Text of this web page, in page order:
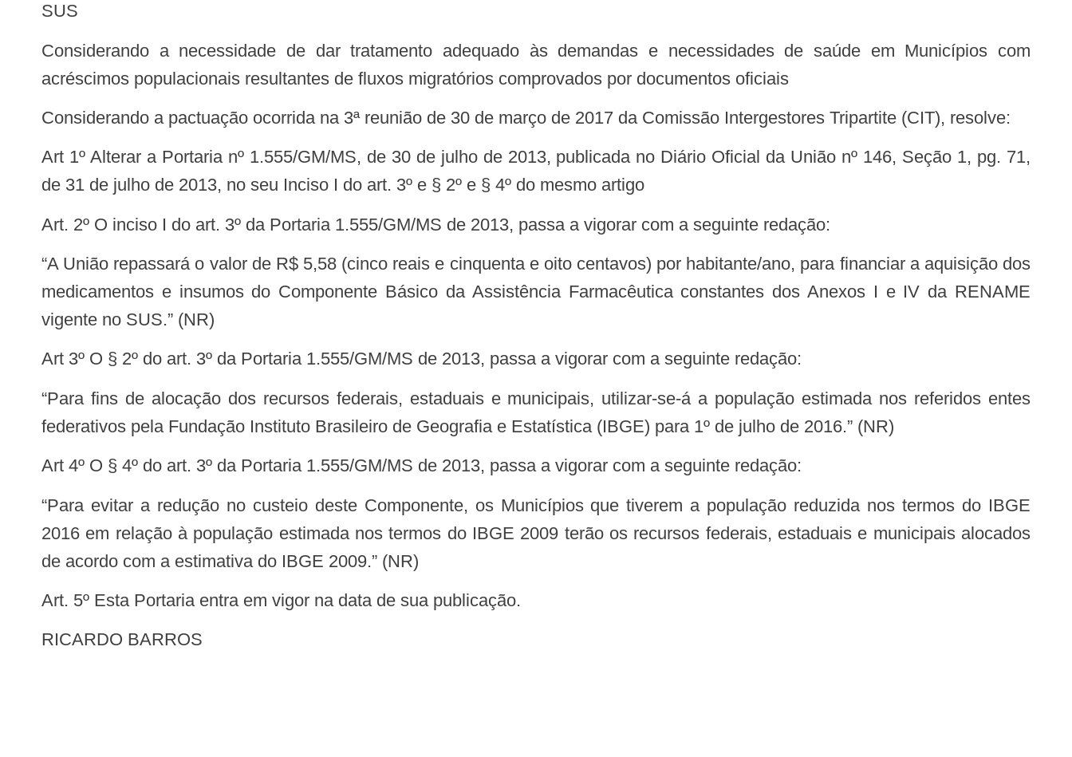
SUS
Considerando a necessidade de dar tratamento adequado às demandas e necessidades de saúde em Municípios com
acréscimos populacionais resultantes de fluxos migratórios comprovados por documentos oficiais
Considerando a pactuação ocorrida na 3ª reunião de 30 de março de 2017 da Comissão Intergestores Tripartite (CIT), resolve:
Art 1º Alterar a Portaria nº 1.555/GM/MS, de 30 de julho de 2013, publicada no Diário Oficial da União nº 146, Seção 1, pg. 71,
de 31 de julho de 2013, no seu Inciso I do art. 3º e § 2º e § 4º do mesmo artigo
Art. 2º O inciso I do art. 3º da Portaria 1.555/GM/MS de 2013, passa a vigorar com a seguinte redação:
“A União repassará o valor de R$ 5,58 (cinco reais e cinquenta e oito centavos) por habitante/ano, para financiar a aquisição dos
medicamentos e insumos do Componente Básico da Assistência Farmacêutica constantes dos Anexos I e IV da RENAME
vigente no SUS.” (NR)
Art 3º O § 2º do art. 3º da Portaria 1.555/GM/MS de 2013, passa a vigorar com a seguinte redação:
“Para fins de alocação dos recursos federais, estaduais e municipais, utilizar-se-á a população estimada nos referidos entes
federativos pela Fundação Instituto Brasileiro de Geografia e Estatística (IBGE) para 1º de julho de 2016.” (NR)
Art 4º O § 4º do art. 3º da Portaria 1.555/GM/MS de 2013, passa a vigorar com a seguinte redação:
“Para evitar a redução no custeio deste Componente, os Municípios que tiverem a população reduzida nos termos do IBGE
2016 em relação à população estimada nos termos do IBGE 2009 terão os recursos federais, estaduais e municipais alocados
de acordo com a estimativa do IBGE 2009.” (NR)
Art. 5º Esta Portaria entra em vigor na data de sua publicação.
RICARDO BARROS